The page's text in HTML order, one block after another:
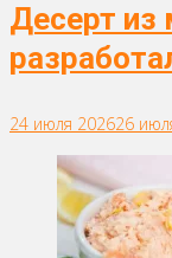
Десерт из
24 июля 202626